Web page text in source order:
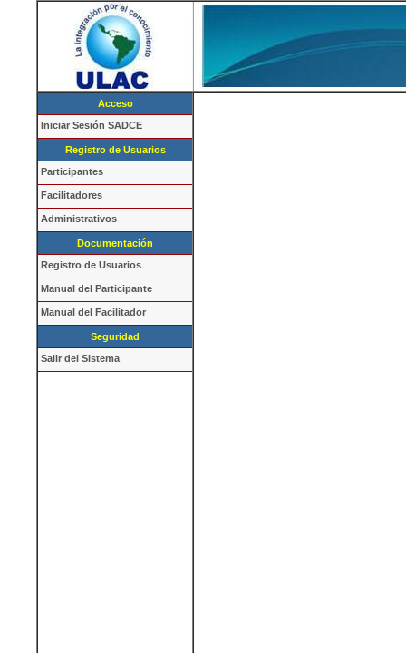
Acceso
Iniciar Sesión SADCE
Registro de Usuarios
Participantes
Facilitadores
Administrativos
Documentación
Registro de Usuarios
Manual del Participante
Manual del Facilitador
Seguridad
Salir del Sistema